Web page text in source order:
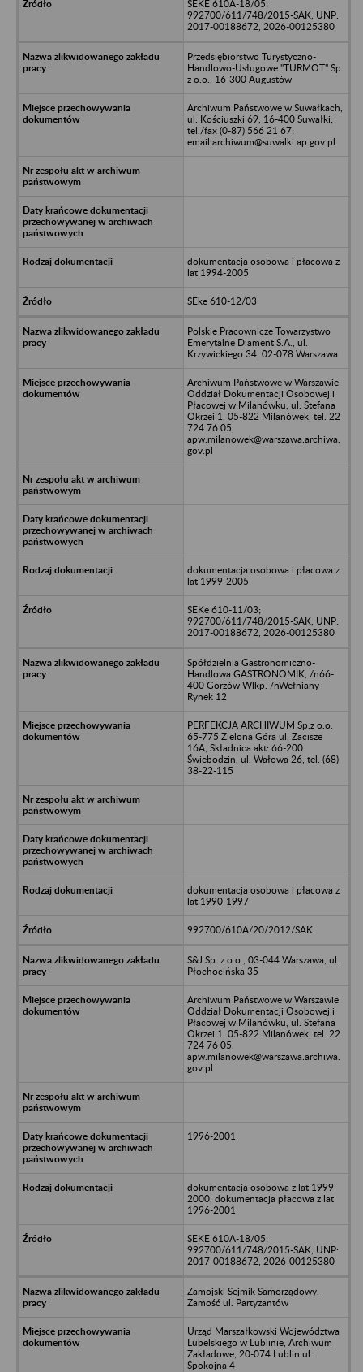
SEKE 610A-18/05;
992700/611/748/2015-SAK, UNP:
2017-00188672, 2026-00125380
Przedsiębiorstwo Turystyczno-
Handlowo-Usługowe "TURMOT" Sp.
z o.o., 16-300 Augustów
Archiwum Państwowe w Suwałkach,
ul. Kościuszki 69, 16-400 Suwałki;
tel./fax (0-87) 566 21 67;
email:archiwum@suwalki.ap.gov.pl
dokumentacja osobowa i płacowa z
lat 1994-2005
SEke 610-12/03
Polskie Pracownicze Towarzystwo
Emerytalne Diament S.A., ul.
Krzywickiego 34, 02-078 Warszawa
Archiwum Państwowe w Warszawie
Oddział Dokumentacji Osobowej i
Płacowej w Milanówku, ul. Stefana
Okrzei 1, 05-822 Milanówek, tel. 22
724 76 05,
apw.milanowek@warszawa.archiwa.
gov.pl
dokumentacja osobowa i płacowa z
lat 1999-2005
SEKe 610-11/03;
992700/611/748/2015-SAK, UNP:
2017-00188672, 2026-00125380
Spółdzielnia Gastronomiczno-
Handlowa GASTRONOMIK, /n66-
400 Gorzów Wlkp. /nWełniany
Rynek 12
PERFEKCJA ARCHIWUM Sp.z o.o.
65-775 Zielona Góra ul. Zacisze
16A, Składnica akt: 66-200
Świebodzin, ul. Wałowa 26, tel. (68)
38-22-115
dokumentacja osobowa i płacowa z
lat 1990-1997
992700/610A/20/2012/SAK
S&J Sp. z o.o., 03-044 Warszawa, ul.
Płochocińska 35
Archiwum Państwowe w Warszawie
Oddział Dokumentacji Osobowej i
Płacowej w Milanówku, ul. Stefana
Okrzei 1, 05-822 Milanówek, tel. 22
724 76 05,
apw.milanowek@warszawa.archiwa.
gov.pl
1996-2001
dokumentacja osobowa z lat 1999-
2000, dokumentacja płacowa z lat
1996-2001
SEKE 610A-18/05;
992700/611/748/2015-SAK, UNP:
2017-00188672, 2026-00125380
Zamojski Sejmik Samorządowy,
Zamość ul. Partyzantów
Urząd Marszałkowski Województwa
Lubelskiego w Lublinie, Archiwum
Zakładowe, 20-074 Lublin ul.
Spokojna 4